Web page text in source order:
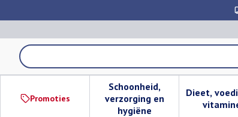
Product, merk, categorie...
Promoties
Schoonheid,
verzorging en
hygiëne
Toon submenu voor
Dieet,